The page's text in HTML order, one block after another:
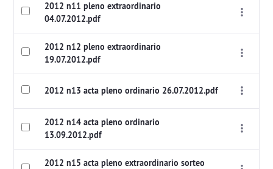
2012 n11 pleno extraordinario
04.07.2012.pdf
2012 n12 pleno extraordinario
19.07.2012.pdf
2012 n13 acta pleno ordinario 26.07.2012.pdf
2012 n14 acta pleno ordinario
13.09.2012.pdf
2012 n15 acta pleno extraordinario sorteo